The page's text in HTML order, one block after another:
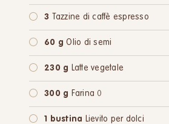
3 Tazzine di caffè espresso
60 g Olio di semi
230 g Latte vegetale
300 g Farina 0
oppure:300 gFarina integrale
1 bustina Lievito per dolci